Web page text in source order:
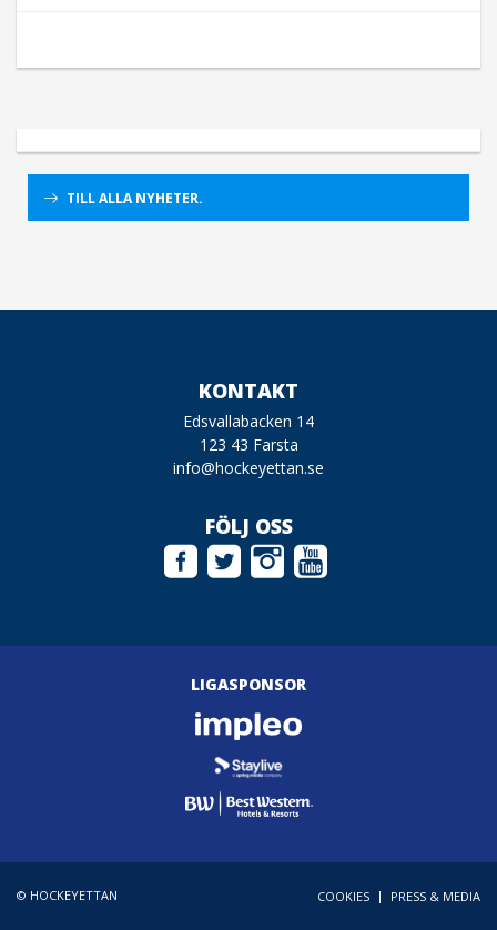
TILL ALLA NYHETER.
KONTAKT
Edsvallabacken 14
123 43 Farsta
info@hockeyettan.se
FÖLJ OSS
LIGASPONSOR
© HOCKEYETTAN COOKIES | PRESS & MEDIA